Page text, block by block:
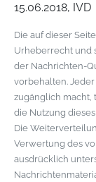
15.06.2018, IVD
Die auf dieser
Urheberrecht und
der Nachrichten-
vorbehalten.
zugänglich macht,
die Nutzung
Die
Verwertung des
ausdrücklich